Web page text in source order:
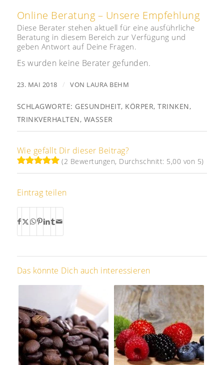
Online Beratung – Unsere Empfehlung
Diese Berater stehen aktuell für eine ausführliche
Beratung in diesem Bereich zur Verfügung und
geben Antwort auf Deine Fragen.
Es wurden keine Berater gefunden.
23. MAI 2018 / VON LAURA BEHM
SCHLAGWORTE: GESUNDHEIT, KÖRPER,TRINKEN,
TRINKVERHALTEN, WASSER
Wie gefällt Dir dieser Beitrag?
(2 Bewertungen, Durchschnitt: 5,00 von 5)
Eintrag teilen
Das könnte Dich auch interessieren